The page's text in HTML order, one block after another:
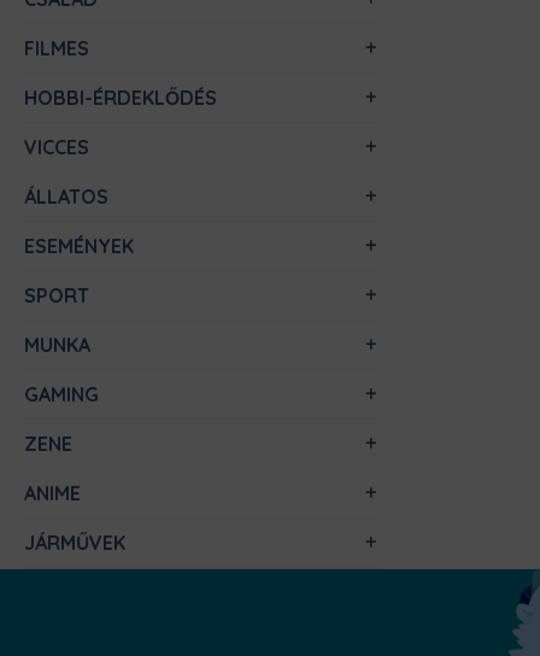
FILMES
HOBBI-ÉRDEKLŐDÉS
VICCES
ÁLLATOS
ESEMÉNYEK
SPORT
MUNKA
GAMING
ZENE
ANIME
JÁRMŰVEK